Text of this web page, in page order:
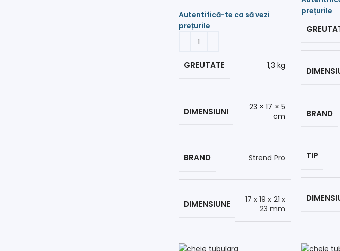
GREUTATE 1,3 kg
DIMENSIUNI
23 × 17 × 5
cm
BRAND Strend Pro
DIMENSIUNE
17 x 19 x 21 x
23 mm
BRAND
TIP